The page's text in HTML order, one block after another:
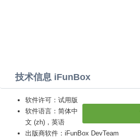
技术信息 iFunBox
软件许可：试用版
软件语言：简体中
文 (zh)，英语
出版商软件：iFunBox DevTeam